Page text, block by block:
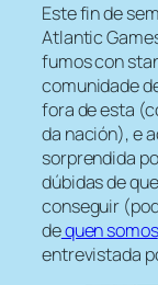
Este fin de
Atlantic
fumos con
comunidade
fora de esta
da nación), e
sorprendida
dúbidas de
conseguir
dequen somos
entrevistada